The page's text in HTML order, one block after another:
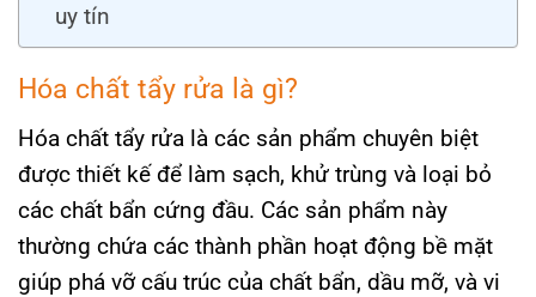
uy tín
Hóa chất tẩy rửa là gì?
Hóa chất tẩy rửa là các sản phẩm chuyên biệt
được thiết kế để làm sạch, khử trùng và loại bỏ
các chất bẩn cứng đầu. Các sản phẩm này
thường chứa các thành phần hoạt động bề mặt
giúp phá vỡ cấu trúc của chất bẩn, dầu mỡ, và vi